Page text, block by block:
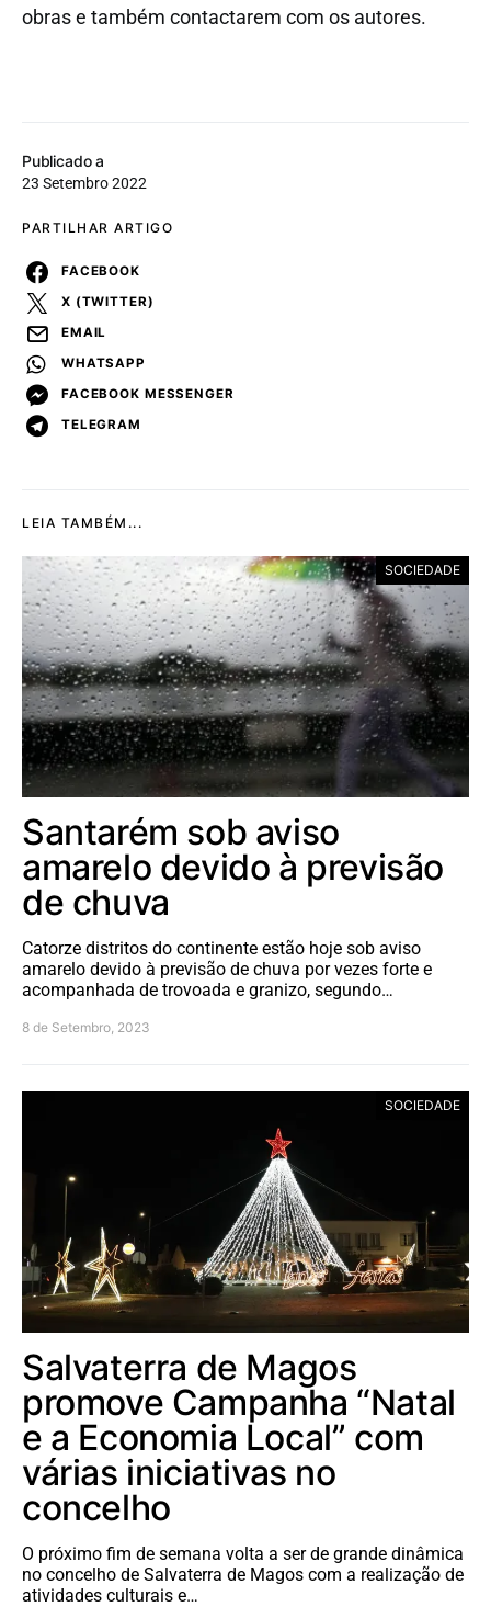
Publicado a
23 Setembro 2022
PARTILHAR ARTIGO
FACEBOOK
X (TWITTER)
EMAIL
WHATSAPP
FACEBOOK MESSENGER
TELEGRAM
obras e também contactarem com os autores.
LEIA TAMBÉM...
SOCIEDADE
Santarém sob aviso
amarelo devido à previsão
de chuva
Catorze distritos do continente estão hoje sob aviso
amarelo devido à previsão de chuva por vezes forte e
acompanhada de trovoada e granizo, segundo…
8 de Setembro, 2023
SOCIEDADE
Salvaterra de Magos
promove Campanha “Natal
e a Economia Local” com
várias iniciativas no
concelho
O próximo fim de semana volta a ser de grande dinâmica
no concelho de Salvaterra de Magos com a realização de
atividades culturais e…